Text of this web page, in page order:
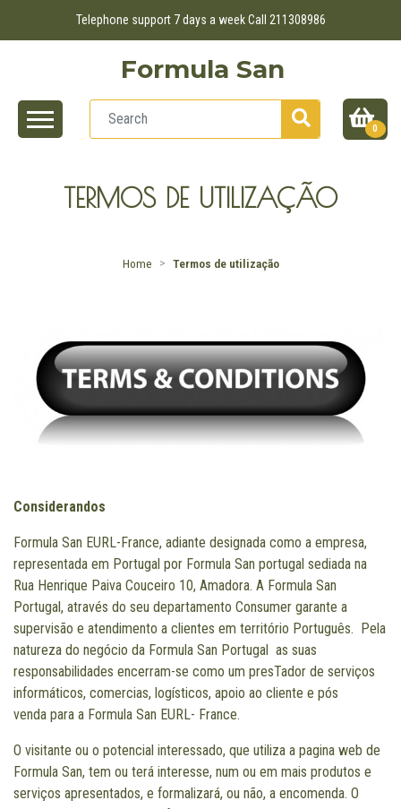
Telephone support 7 days a week Call 211308986
Formula San
0
TERMOS DE UTILIZAÇÃO
Home Termos de utilização
Considerandos
Formula San EURL-France, adiante designada como a empresa,
representada em Portugal por Formula San portugal sediada na
Rua Henrique Paiva Couceiro 10, Amadora. A Formula San
Portugal, através do seu departamento Consumer garante a
supervisão e atendimento a clientes em território Português. Pela
natureza do negócio da Formula San Portugal as suas
responsabilidades encerram-se como um presTador de serviços
informáticos, comercias, logísticos, apoio ao cliente e pós
venda para a Formula San EURL- France.
O visitante ou o potencial interessado, que utiliza a pagina web de
Formula San, tem ou terá interesse, num ou em mais produtos e
serviços apresentados, e formalizará, ou não, a encomenda. O